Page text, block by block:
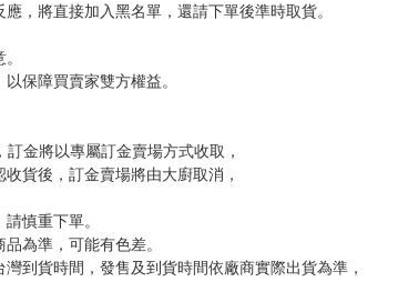
其他店家，謝謝。
為主。
，逾期不受理。
，將直接加入黑名單，還請下單後準時取貨。